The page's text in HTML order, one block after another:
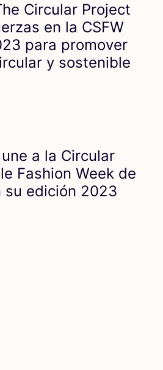
Cir­cu­lar Pro­ject
en la CSFW
para pro­mo­ver
y sostenible
a la Cir­cu­lar
Fashion Week de
su edi­ción 2023